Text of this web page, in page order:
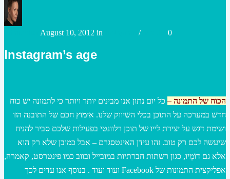
August 10, 2012 in / 0
Instagram’s age
הכוח של התמונה – כל יום נתון אנו מבינים יותר ויותר כי לתמונה יש כוח
חדש במערכה על התוכן בכלי השיווק שלנו. אימוץ חכם של התובנה הזו
ושימת דגש על יצירת לייו של תוכן רלוונטי בפעילות שלכם סביר להניח
שיעשה לכם רק טוב. זהו עידן האינטסגרם – אבל כמובן שלא רק הוא
אלא גם דוֹמָיו, כגון רשתות חברתיות במובייל ובווב כמו פינטרסט, קאמרה,
אפליקצית התמונות של Facebook ועוד ועוד . בנוסף אנו עדים לכך